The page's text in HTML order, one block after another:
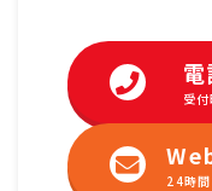
受
24時